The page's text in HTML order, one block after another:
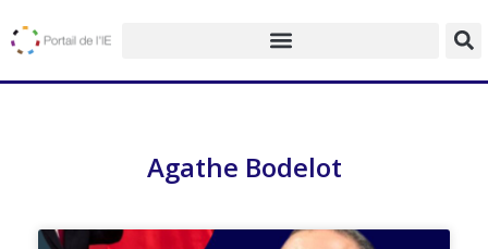
Agathe Bodelot